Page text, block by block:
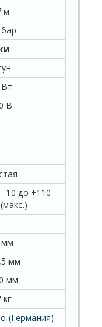
м
В
10 до +110
мм
мм
мм
кг
(Германия)